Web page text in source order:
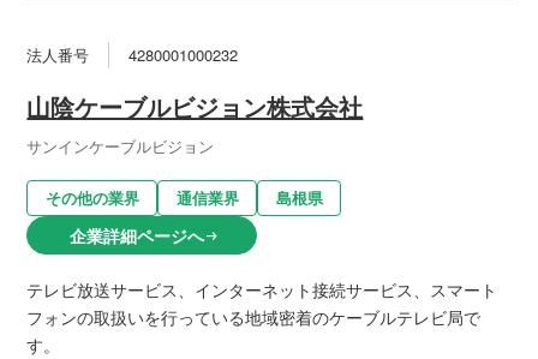
法人番号 4280001000232
山陰ケーブルビジョン株式会社
サンインケーブルビジョン
その他の業界 通信業界 島根県
企業詳細ページへarrow_right_alt
テレビ放送サービス、インターネット接続サービス、スマート
フォンの取扱いを行っている地域密着のケーブルテレビ局で
す。